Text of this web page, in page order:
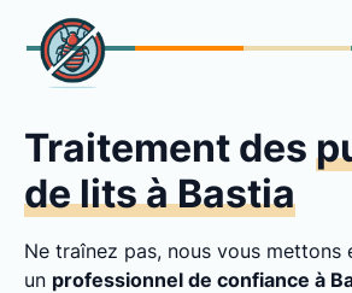
Traitement des
de lits à Bastia
Ne traînez pas, nous vous mettons
un professionnel de confiance à